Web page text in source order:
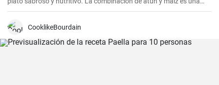
excelente manera de agregar algo de proteína y color a nuestra
CooklikeBourdain